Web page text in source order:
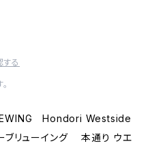
る
Hondori Westside
リューイング 本通り ウエ